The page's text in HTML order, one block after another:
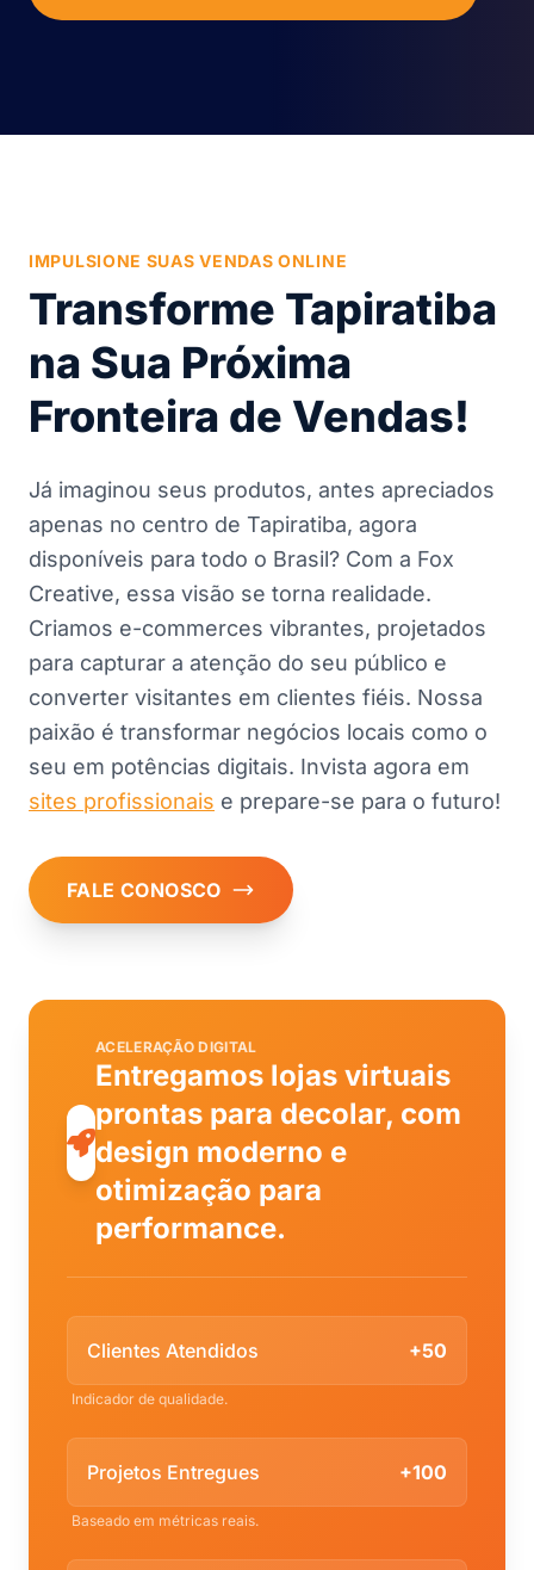
IMPULSIONE SUAS VENDAS ONLINE
Transforme Tapiratiba
na Sua Próxima
Fronteira de Vendas!
Já imaginou seus produtos, antes apreciados
apenas no centro de Tapiratiba, agora
disponíveis para todo o Brasil? Com a Fox
Creative, essa visão se torna realidade.
Criamos e-commerces vibrantes, projetados
para capturar a atenção do seu público e
converter visitantes em clientes fiéis. Nossa
paixão é transformar negócios locais como o
seu em potências digitais. Invista agora em
sites profissionais e prepare-se para o futuro!
FALE CONOSCO
ACELERAÇÃO DIGITAL
Entregamos lojas virtuais
prontas para decolar, com
design moderno e
otimização para
performance.
Clientes Atendidos +50
Indicador de qualidade.
Projetos Entregues +100
Baseado em métricas reais.